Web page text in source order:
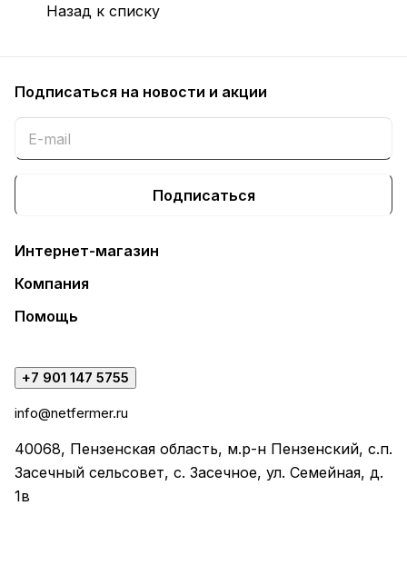
Назад к списку
Подписаться на новости и акции
Подписаться
Интернет-магазин
Компания
Помощь
+7 901 147 5755
info@netfermer.ru
40068, Пензенская область, м.р-н Пензенский, с.п.
Засечный сельсовет, с. Засечное, ул. Семейная, д.
1в